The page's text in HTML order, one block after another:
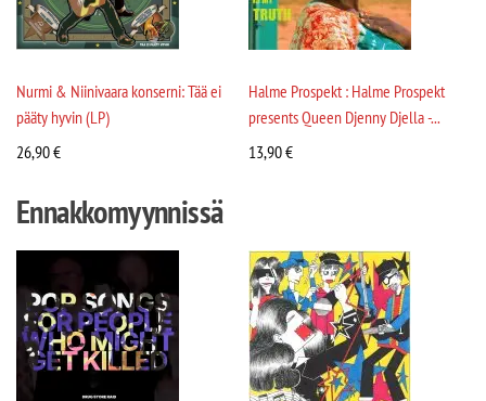
Nurmi & Niinivaara konserni: Tää ei
pääty hyvin (LP)
26,90€
Halme Prospekt : Halme Prospekt
presents Queen Djenny Djella -...
13,90€
Ennakkomyynnissä